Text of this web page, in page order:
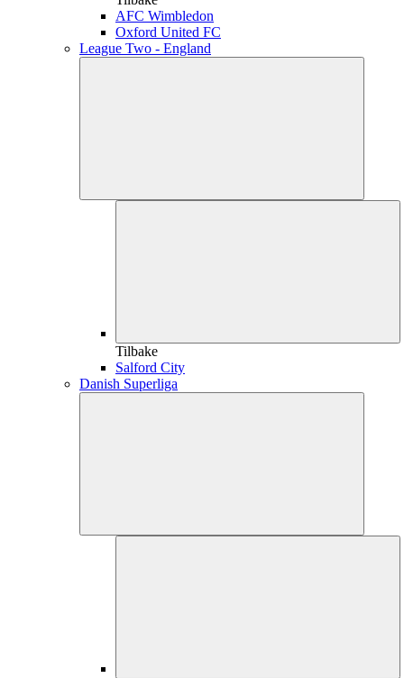
AFC Wimbledon
Oxford United FC
League Two - England
Tilbake
Salford City
Danish Superliga